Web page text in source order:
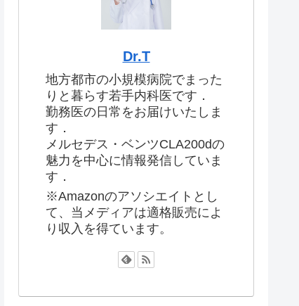
Dr.T
地方都市の小規模病院でまった
りと暮らす若手内科医です．
勤務医の日常をお届けいたしま
す．
メルセデス・ベンツCLA200dの
魅力を中心に情報発信していま
す．
※Amazonのアソシエイトとし
て、当メディアは適格販売によ
り収入を得ています。